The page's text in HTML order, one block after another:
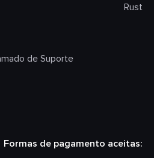
de Suporte
Rust
Formas de pagamento aceitas: